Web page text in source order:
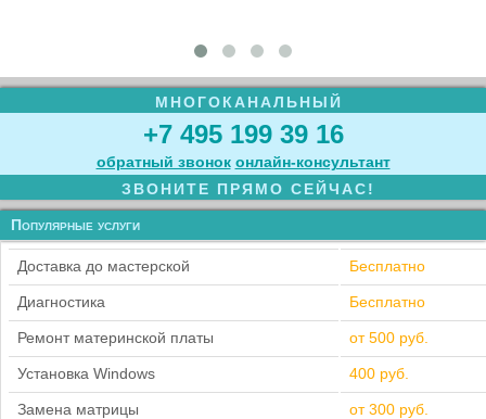
МНОГОКАНАЛЬНЫЙ
+7 495 199 39 16
обратный звонок онлайн‑консультант
ЗВОНИТЕ ПРЯМО СЕЙЧАС!
Популярные услуги
Доставка до мастерской Бесплатно
Диагностика Бесплатно
Ремонт материнской платы от 500 руб.
Установка Windows 400 руб.
Замена матрицы от 300 руб.